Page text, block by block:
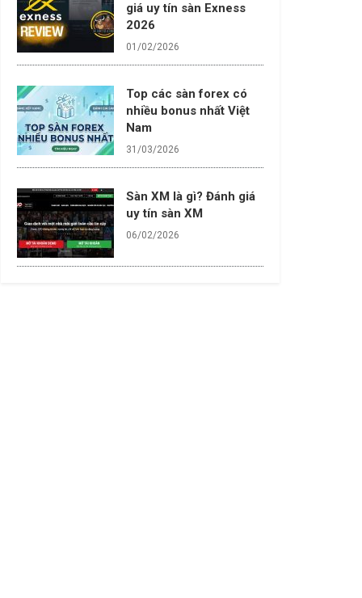
giá uy tín sàn Exness
2026
01/02/2026
Top các sàn forex có
nhiều bonus nhất Việt
Nam
31/03/2026
Sàn XM là gì? Đánh giá
uy tín sàn XM
06/02/2026